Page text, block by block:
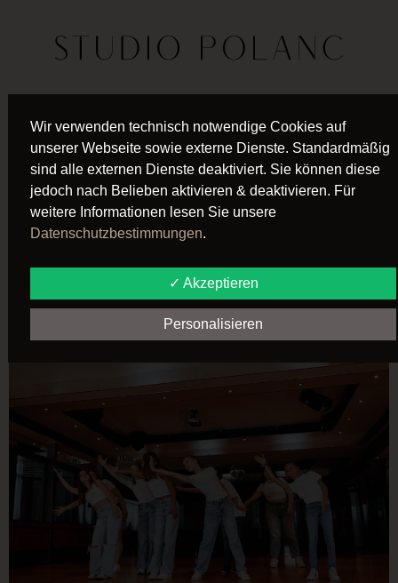
SCHLAGWORT:
KINDER
STUDIO POLANC –
SUMMER KIDS
DANCE CAMP 2026
Wir verwenden technisch notwendige Cookies auf
unserer Webseite sowie externe Dienste. Standardmäßig
sind alle externen Dienste deaktiviert. Sie können diese
jedoch nach Belieben aktivieren & deaktivieren. Für
weitere Informationen lesen Sie unsere
Datenschutzbestimmungen.
✓ Akzeptieren
Personalisieren